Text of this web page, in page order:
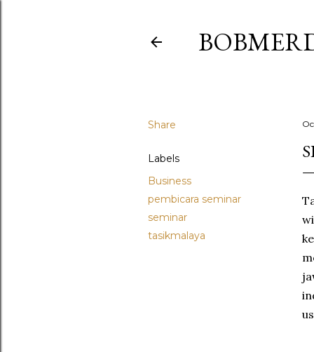
Share
Labels
Business
pembicara seminar
seminar
tasikmalaya